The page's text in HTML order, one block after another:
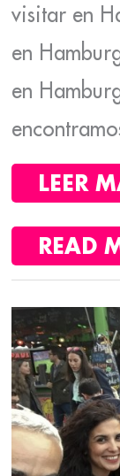
visitar en
en
en
LEER
READ
UNA
ASTRA
EN
ST.
PAULI,